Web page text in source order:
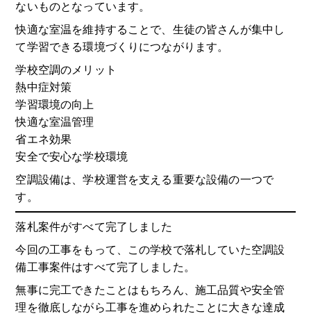
ないものとなっています。
快適な室温を維持することで、生徒の皆さんが集中し
て学習できる環境づくりにつながります。
学校空調のメリット
熱中症対策
学習環境の向上
快適な室温管理
省エネ効果
安全で安心な学校環境
空調設備は、学校運営を支える重要な設備の一つで
す。
落札案件がすべて完了しました
今回の工事をもって、この学校で落札していた空調設
備工事案件はすべて完了しました。
無事に完工できたことはもちろん、施工品質や安全管
理を徹底しながら工事を進められたことに大きな達成